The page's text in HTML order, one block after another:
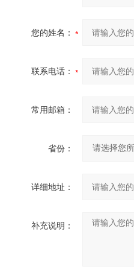
您的姓名：
联系电话：
常用邮箱：
省份：
详细地址：
补充说明：